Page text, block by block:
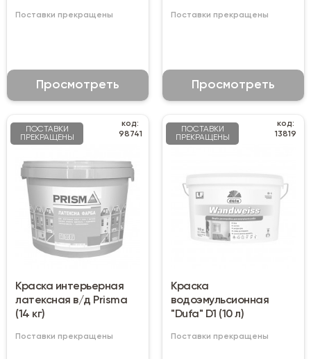
Поставки прекращены
Просмотреть
Поставки прекращены
Просмотреть
ПОСТАВКИ
ПРЕКРАЩЕНЫ
код:
98741
Краска интерьерная
латексная в/д Prisma
(14 кг)
Поставки прекращены
ПОСТАВКИ
ПРЕКРАЩЕНЫ
код:
13819
Краска
водоэмульсионная
"Dufa" D1 (10 л)
Поставки прекращены